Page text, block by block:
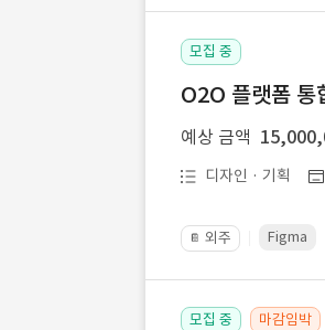
모집 중
O2O 플랫폼
예상 금액
디자인 · 기획
📔 외주 Figma
모집 중 마감임박